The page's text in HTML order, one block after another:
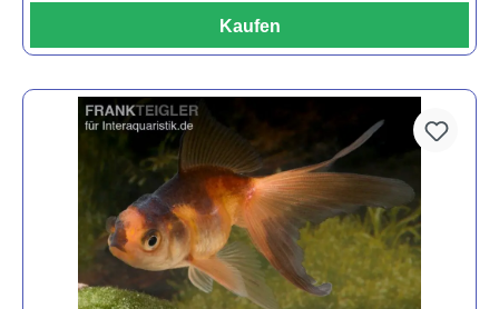
Kaufen